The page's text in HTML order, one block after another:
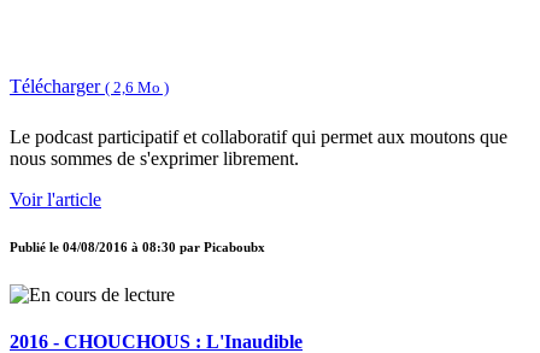
Télécharger ( 2,6 Mo )
Le podcast participatif et collaboratif qui permet aux moutons que
nous sommes de s'exprimer librement.
Voir l'article
Publié le 04/08/2016 à 08:30 par Picaboubx
2016 - CHOUCHOUS : L'Inaudible